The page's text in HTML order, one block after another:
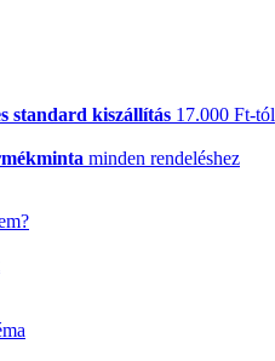
standard kiszállítás 17.000 Ft-tól
minden rendeléshez